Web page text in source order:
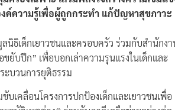
ค์ความรู้เพื่อผู้ถูกกระทำ แก้ปัญหาสุขภาวะ
เด็กเยาวชนและครอบครัว ร่วมกับสำนักงาน
ยับปีก” เพื่อบอกเล่าความรุนแรงในเด็กและ
บวนการยุติธรรม
ขับเคลื่อนโครงการปกป้องเด็กและเยาวชนเพื่อ
อุบัติเหตุต่างๆ ร่วมกับภาคีเครือข่ายอย่างต่อ